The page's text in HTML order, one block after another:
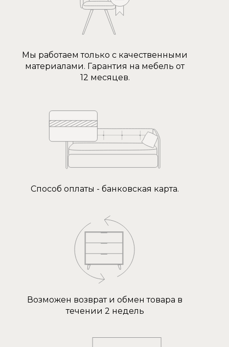
Мы работаем только с качественными
материалами. Гарантия на мебель от
12 месяцев.
Способ оплаты - банковская карта.
Возможен возврат и обмен товара в
течении 2 недель